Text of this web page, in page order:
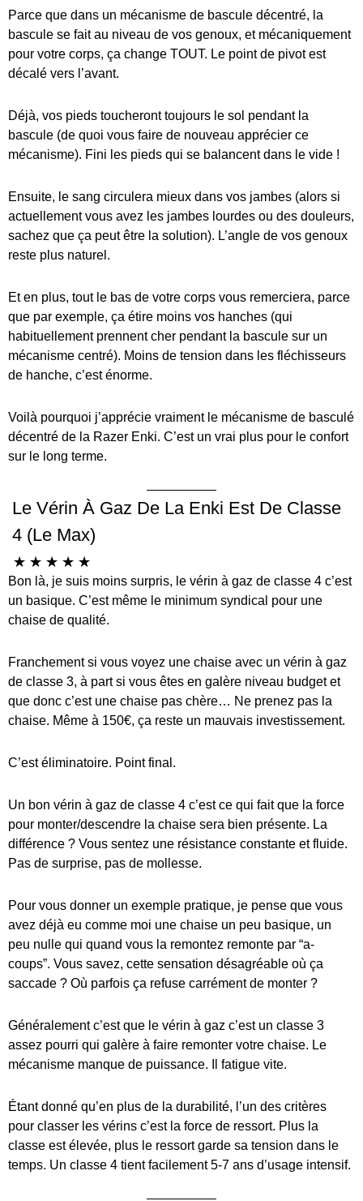
Parce que dans un mécanisme de bascule décentré, la
bascule se fait au niveau de vos genoux, et mécaniquement
pour votre corps, ça change TOUT. Le point de pivot est
décalé vers l’avant.
Déjà, vos pieds toucheront toujours le sol pendant la
bascule (de quoi vous faire de nouveau apprécier ce
mécanisme). Fini les pieds qui se balancent dans le vide !
Ensuite, le sang circulera mieux dans vos jambes (alors si
actuellement vous avez les jambes lourdes ou des douleurs,
sachez que ça peut être la solution). L’angle de vos genoux
reste plus naturel.
Et en plus, tout le bas de votre corps vous remerciera, parce
que par exemple, ça étire moins vos hanches (qui
habituellement prennent cher pendant la bascule sur un
mécanisme centré). Moins de tension dans les fléchisseurs
de hanche, c’est énorme.
Voilà pourquoi j’apprécie vraiment le mécanisme de basculé
décentré de la Razer Enki. C’est un vrai plus pour le confort
sur le long terme.
Le Vérin À Gaz De La Enki Est De Classe
4 (le Max)
☆ ☆ ☆ ☆ ☆
Bon là, je suis moins surpris, le vérin à gaz de classe 4 c’est
un basique. C’est même le minimum syndical pour une
chaise de qualité.
Franchement si vous voyez une chaise avec un vérin à gaz
de classe 3, à part si vous êtes en galère niveau budget et
que donc c’est une chaise pas chère… Ne prenez pas la
chaise. Même à 150€, ça reste un mauvais investissement.
C’est éliminatoire. Point final.
Un bon vérin à gaz de classe 4 c’est ce qui fait que la force
pour monter/descendre la chaise sera bien présente. La
différence ? Vous sentez une résistance constante et fluide.
Pas de surprise, pas de mollesse.
Pour vous donner un exemple pratique, je pense que vous
avez déjà eu comme moi une chaise un peu basique, un
peu nulle qui quand vous la remontez remonte par “a-
coups”. Vous savez, cette sensation désagréable où ça
saccade ? Où parfois ça refuse carrément de monter ?
Généralement c’est que le vérin à gaz c’est un classe 3
assez pourri qui galère à faire remonter votre chaise. Le
mécanisme manque de puissance. Il fatigue vite.
Étant donné qu’en plus de la durabilité, l’un des critères
pour classer les vérins c’est la force de ressort. Plus la
classe est élevée, plus le ressort garde sa tension dans le
temps. Un classe 4 tient facilement 5-7 ans d’usage intensif.